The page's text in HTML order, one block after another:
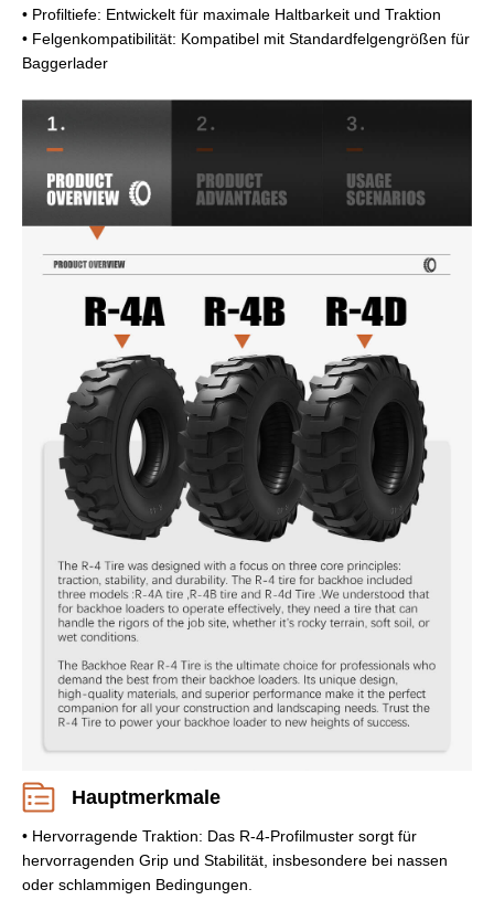
• Profiltiefe: Entwickelt für maximale Haltbarkeit und Traktion
• Felgenkompatibilität: Kompatibel mit Standardfelgengrößen für
Baggerlader
Hauptmerkmale
• Hervorragende Traktion: Das R-4-Profilmuster sorgt für
hervorragenden Grip und Stabilität, insbesondere bei nassen
oder schlammigen Bedingungen.